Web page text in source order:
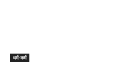
धर्म-कर्म